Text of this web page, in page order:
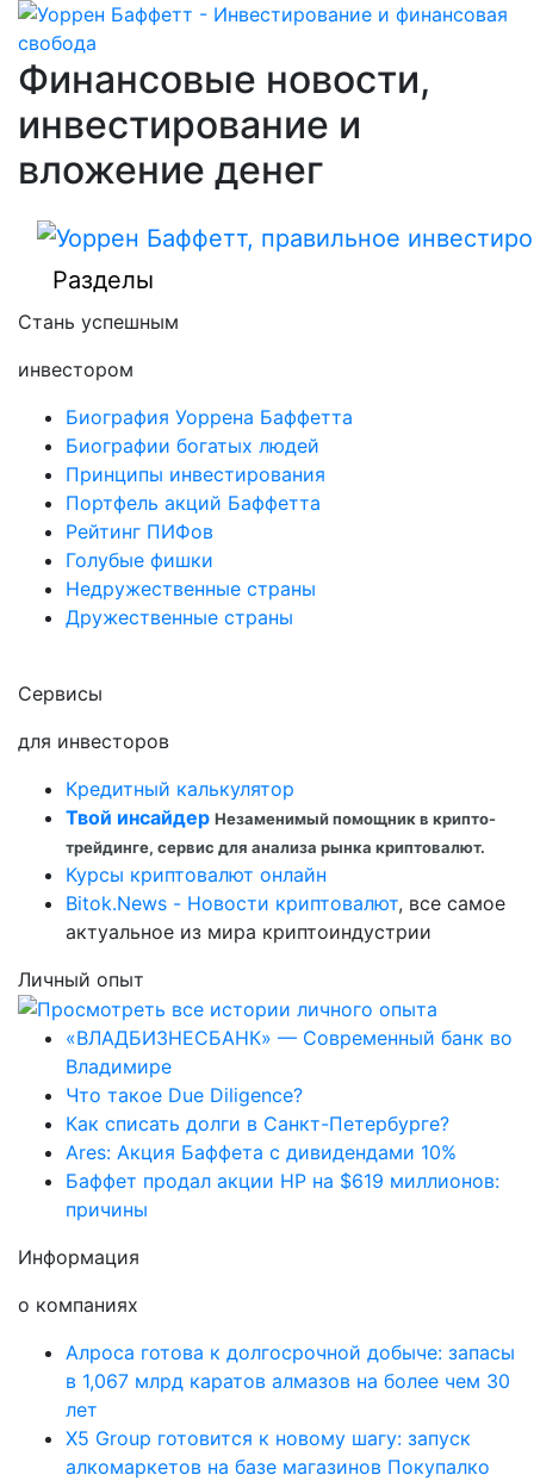
Финансовые новости,
инвестирование и
вложение денег
Разделы
Стань успешным
инвестором
Биография Уоррена Баффетта
Биографии богатых людей
Принципы инвестирования
Портфель акций Баффетта
Рейтинг ПИФов
Голубые фишки
Недружественные страны
Дружественные страны
Сервисы
для инвесторов
Кредитный калькулятор
Твой инсайдер Незаменимый помощник в крипто-
трейдинге, сервис для анализа рынка криптовалют.
Курсы криптовалют онлайн
Bitok.News - Новости криптовалют, все самое
актуальное из мира криптоиндустрии
Личный опыт
«ВЛАДБИЗНЕСБАНК» — Современный банк во
Владимире
Что такое Due Diligence?
Как списать долги в Санкт-Петербурге?
Ares: Акция Баффета с дивидендами 10%
Баффет продал акции HP на $619 миллионов:
причины
Информация
о компаниях
Алроса готова к долгосрочной добыче: запасы
в 1,067 млрд каратов алмазов на более чем 30
лет
X5 Group готовится к новому шагу: запуск
алкомаркетов на базе магазинов Покупалко